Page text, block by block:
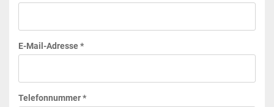
E-Mail-Adresse *
Telefonnummer *